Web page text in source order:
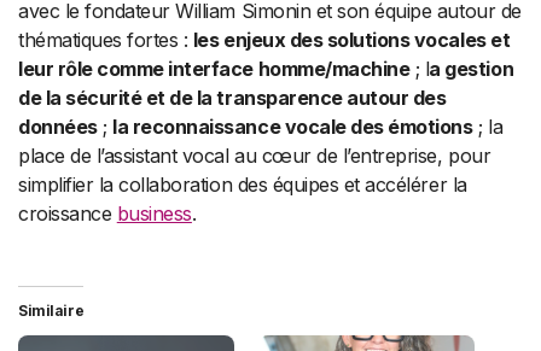
avec le fondateur William Simonin et son équipe autour de
thématiques fortes : les enjeux des solutions vocales et
leur rôle comme interface homme/machine; la gestion
de la sécurité et de la transparence autour des
données; la reconnaissance vocale des émotions; la
place de l’assistant vocal au cœur de l’entreprise, pour
simplifier la collaboration des équipes et accélérer la
croissance business.
Similaire